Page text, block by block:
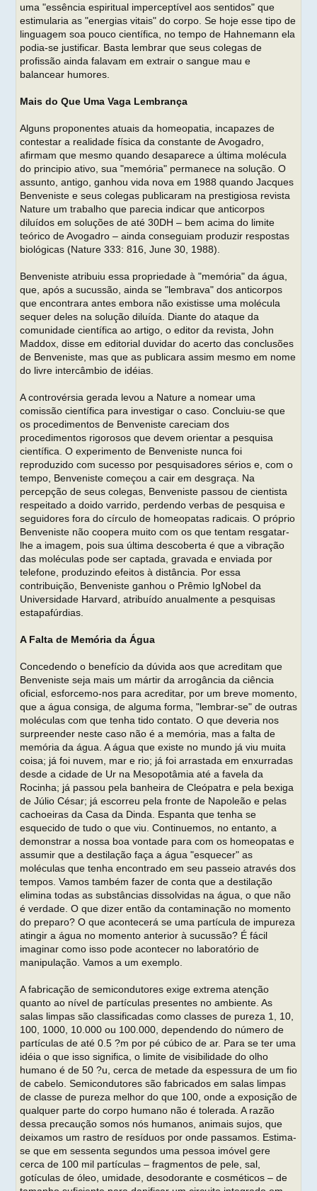
uma "essência espiritual imperceptível aos sentidos" que
estimularia as "energias vitais" do corpo. Se hoje esse tipo de
linguagem soa pouco científica, no tempo de Hahnemann ela
podia-se justificar. Basta lembrar que seus colegas de
profissão ainda falavam em extrair o sangue mau e
balancear humores.
Mais do Que Uma Vaga Lembrança
Alguns proponentes atuais da homeopatia, incapazes de
contestar a realidade física da constante de Avogadro,
afirmam que mesmo quando desaparece a última molécula
do principio ativo, sua "memória" permanece na solução. O
assunto, antigo, ganhou vida nova em 1988 quando Jacques
Benveniste e seus colegas publicaram na prestigiosa revista
Nature um trabalho que parecia indicar que anticorpos
diluídos em soluções de até 30DH – bem acima do limite
teórico de Avogadro – ainda conseguiam produzir respostas
biológicas (Nature 333: 816, June 30, 1988).
Benveniste atribuiu essa propriedade à "memória" da água,
que, após a sucussão, ainda se "lembrava" dos anticorpos
que encontrara antes embora não existisse uma molécula
sequer deles na solução diluída. Diante do ataque da
comunidade científica ao artigo, o editor da revista, John
Maddox, disse em editorial duvidar do acerto das conclusões
de Benveniste, mas que as publicara assim mesmo em nome
do livre intercâmbio de idéias.
A controvérsia gerada levou a Nature a nomear uma
comissão científica para investigar o caso. Concluiu-se que
os procedimentos de Benveniste careciam dos
procedimentos rigorosos que devem orientar a pesquisa
científica. O experimento de Benveniste nunca foi
reproduzido com sucesso por pesquisadores sérios e, com o
tempo, Benveniste começou a cair em desgraça. Na
percepção de seus colegas, Benveniste passou de cientista
respeitado a doido varrido, perdendo verbas de pesquisa e
seguidores fora do círculo de homeopatas radicais. O próprio
Benveniste não coopera muito com os que tentam resgatar-
lhe a imagem, pois sua última descoberta é que a vibração
das moléculas pode ser captada, gravada e enviada por
telefone, produzindo efeitos à distância. Por essa
contribuição, Benveniste ganhou o Prêmio IgNobel da
Universidade Harvard, atribuído anualmente a pesquisas
estapafúrdias.
A Falta de Memória da Água
Concedendo o benefício da dúvida aos que acreditam que
Benveniste seja mais um mártir da arrogância da ciência
oficial, esforcemo-nos para acreditar, por um breve momento,
que a água consiga, de alguma forma, "lembrar-se" de outras
moléculas com que tenha tido contato. O que deveria nos
surpreender neste caso não é a memória, mas a falta de
memória da água. A água que existe no mundo já viu muita
coisa; já foi nuvem, mar e rio; já foi arrastada em enxurradas
desde a cidade de Ur na Mesopotâmia até a favela da
Rocinha; já passou pela banheira de Cleópatra e pela bexiga
de Júlio César; já escorreu pela fronte de Napoleão e pelas
cachoeiras da Casa da Dinda. Espanta que tenha se
esquecido de tudo o que viu. Continuemos, no entanto, a
demonstrar a nossa boa vontade para com os homeopatas e
assumir que a destilação faça a água "esquecer" as
moléculas que tenha encontrado em seu passeio através dos
tempos. Vamos também fazer de conta que a destilação
elimina todas as substâncias dissolvidas na água, o que não
é verdade. O que dizer então da contaminação no momento
do preparo? O que acontecerá se uma partícula de impureza
atingir a água no momento anterior à sucussão? É fácil
imaginar como isso pode acontecer no laboratório de
manipulação. Vamos a um exemplo.
A fabricação de semicondutores exige extrema atenção
quanto ao nível de partículas presentes no ambiente. As
salas limpas são classificadas como classes de pureza 1, 10,
100, 1000, 10.000 ou 100.000, dependendo do número de
partículas de até 0.5 ?m por pé cúbico de ar. Para se ter uma
idéia o que isso significa, o limite de visibilidade do olho
humano é de 50 ?u, cerca de metade da espessura de um fio
de cabelo. Semicondutores são fabricados em salas limpas
de classe de pureza melhor do que 100, onde a exposição de
qualquer parte do corpo humano não é tolerada. A razão
dessa precaução somos nós humanos, animais sujos, que
deixamos um rastro de resíduos por onde passamos. Estima-
se que em sessenta segundos uma pessoa imóvel gere
cerca de 100 mil partículas – fragmentos de pele, sal,
gotículas de óleo, umidade, desodorante e cosméticos – de